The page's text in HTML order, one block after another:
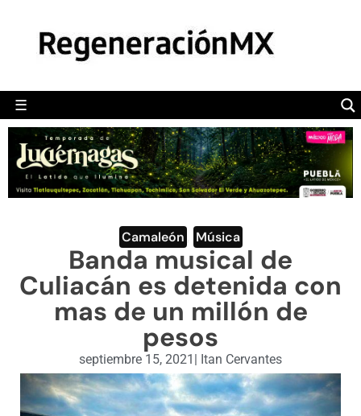
☰
POLÍTICA
CAMALEÓN
OPINIÓN
DEPORTES
ENGLISH SECTION
VIDEOS
Camaleón Música
Banda musical de
Culiacán es detenida con
mas de un millón de
pesos
septiembre 15, 2021 | Itan Cervantes